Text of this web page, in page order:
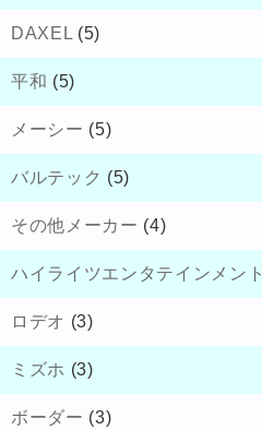
DAXEL (5)
平和 (5)
メーシー (5)
バルテック (5)
その他メーカー (4)
ハイライツエンタテインメント
ロデオ (3)
ミズホ (3)
ボーダー (3)